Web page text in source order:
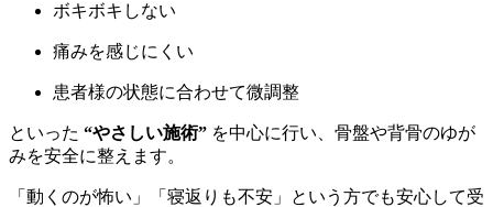
ボキボキしない
痛みを感じにくい
患者様の状態に合わせて微調整
といった “やさしい施術” を中心に行い、骨盤や背骨のゆが
みを安全に整えます。
「動くのが怖い」「寝返りも不安」という方でも安心して受